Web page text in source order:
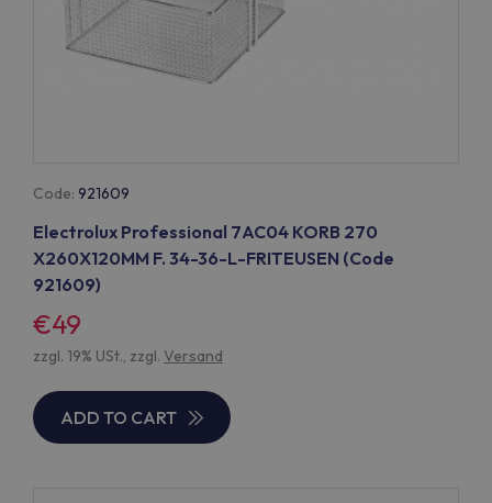
Code: 921609
Electrolux Professional 7AC04 KORB 270
X260X120MM F. 34-36-L-FRITEUSEN (Code
921609)
€49
zzgl. 19% USt., zzgl. Versand
ADD TO CART